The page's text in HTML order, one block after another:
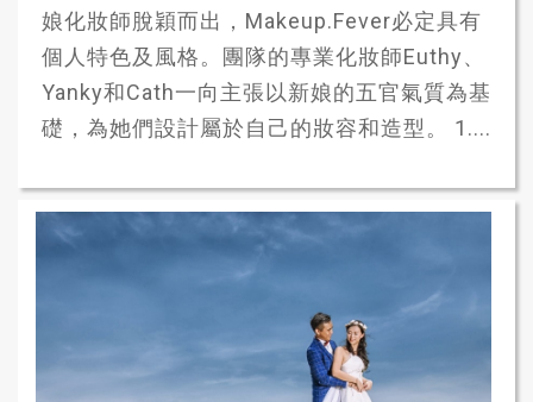
娘化妝師脫穎而出，Makeup.Fever必定具有
個人特色及風格。團隊的專業化妝師Euthy、
Yanky和Cath一向主張以新娘的五官氣質為基
礎，為她們設計屬於自己的妝容和造型。 1....